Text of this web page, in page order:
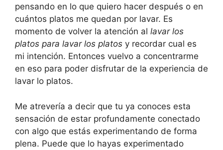
pensando en lo que quiero hacer después o en
cuántos platos me quedan por lavar. Es
momento de volver la atención al lavar los
platos para lavar los platos y recordar cual es
mi intención. Entonces vuelvo a concentrarme
en eso para poder disfrutar de la experiencia de
lavar lo platos.
Me atrevería a decir que tu ya conoces esta
sensación de estar profundamente conectado
con algo que estás experimentando de forma
plena. Puede que lo hayas experimentado